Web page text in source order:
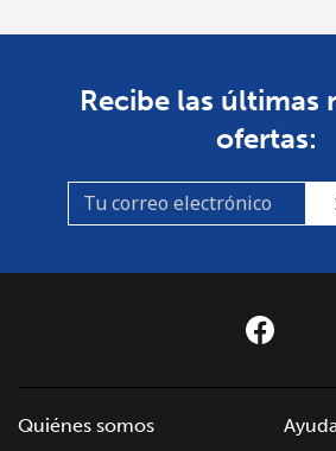
Recibe las últimas
ofertas:
Quiénes somos